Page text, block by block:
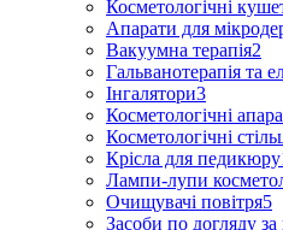
Косметологічні
Апарати для
Вакуумна терапія2
Гальванотерапія та
Інгалятори3
Косметологічні
Косметологічні
Крісла для педикюру
Лампи-лупи
Очищувачі повітря5
Засоби по догляду